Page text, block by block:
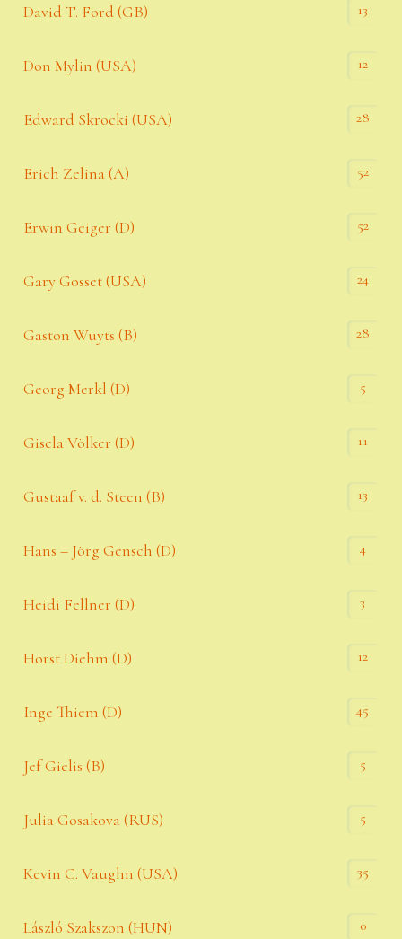
David T. Ford (GB) 13
Don Mylin (USA) 12
Edward Skrocki (USA) 28
Erich Zelina (A) 52
Erwin Geiger (D) 52
Gary Gosset (USA) 24
Gaston Wuyts (B) 28
Georg Merkl (D) 5
Gisela Völker (D) 11
Gustaaf v. d. Steen (B) 13
Hans – Jörg Gensch (D) 4
Heidi Fellner (D) 3
Horst Diehm (D) 12
Inge Thiem (D) 45
Jef Gielis (B) 5
Julia Gosakova (RUS) 5
Kevin C. Vaughn (USA) 35
László Szakszon (HUN) 0